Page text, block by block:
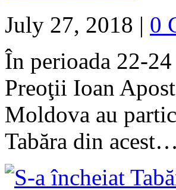
July 27, 2018 | 0
În perioada 22-
Preoţii Ioan
Moldova au
Tabăra din acest…